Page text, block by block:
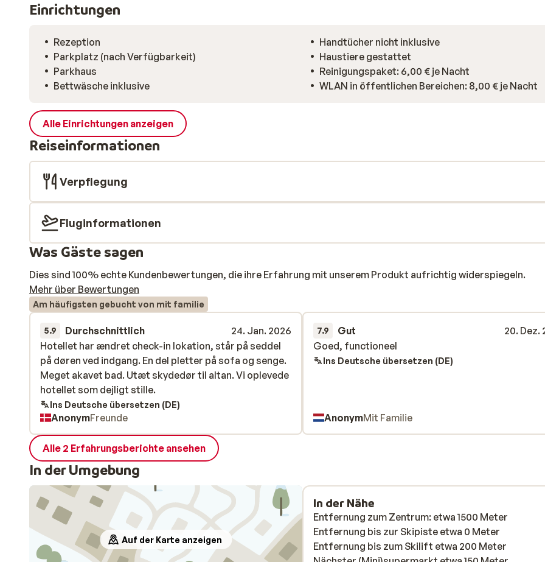
Einrichtungen
Rezeption
Parkplatz (nach Verfügbarkeit)
Parkhaus
Bettwäsche inklusive
Handtücher nicht inklusive
Haustiere gestattet
Reinigungspaket: 6,00 € je Nacht
WLAN in öffentlichen Bereichen: 8,00 € je Nacht
Alle Einrichtungen anzeigen
Reiseinformationen
Verpflegung
Fluginformationen
Was Gäste sagen
Dies sind 100% echte Kundenbewertungen, die ihre Erfahrung mit unserem Produkt aufrichtig widerspiegeln.
Mehr über Bewertungen
Am häufigsten gebucht von mit familie
5.9 Durchschnittlich
24. Jan. 2026
Hotellet har ændret check-in lokation, står på seddel
på døren ved indgang. En del pletter på sofa og senge.
Meget akavet bad. Utæt skydedør til altan. Vi oplevede
hotellet som dejligt stille.
Hotellet har ændret check-in lokation, står på seddel
på døren ved indgang. En del pletter på sofa og senge.
Meget akavet bad. Utæt skydedør til altan. Vi oplevede
hotellet som dejligt stille.
Ins Deutsche übersetzen (DE)
AnonymFreunde
7.9 Gut
20. Dez.
Goed, functioneel
Goed, functioneel
Ins Deutsche übersetzen (DE)
AnonymMit Familie
Alle 2 Erfahrungsberichte ansehen
In der Umgebung
Auf der Karte anzeigen
In der Nähe
Entfernung zum Zentrum: etwa 1500 Meter
Entfernung bis zur Skipiste etwa 0 Meter
Entfernung bis zum Skilift etwa 200 Meter